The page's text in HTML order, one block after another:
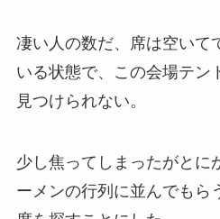
凄い人の数だ、席は空いて
いる状態で、この会場テン
見つけられない。
少し焦ってしまったがとに
ーメンの行列に並んでもら